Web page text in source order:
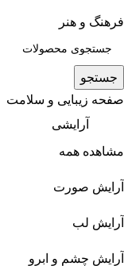
فرهنگ و هنر
جستجو
صفحه زیبایی و سلامت
آرایشی
مشاهده همه
آرایش صورت
آرایش لب
آرایش چشم و ابرو